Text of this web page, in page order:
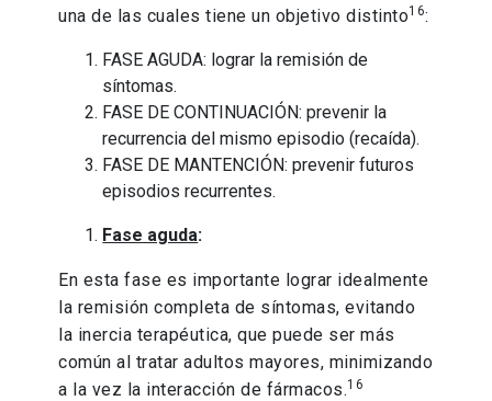
una de las cuales tiene un objetivo distinto16:
FASE AGUDA: lograr la remisión de
síntomas.
FASE DE CONTINUACIÓN: prevenir la
recurrencia del mismo episodio (recaída).
FASE DE MANTENCIÓN: prevenir futuros
episodios recurrentes.
Fase aguda:
En esta fase es importante lograr idealmente
la remisión completa de síntomas, evitando
la inercia terapéutica, que puede ser más
común al tratar adultos mayores, minimizando
a la vez la interacción de fármacos.16